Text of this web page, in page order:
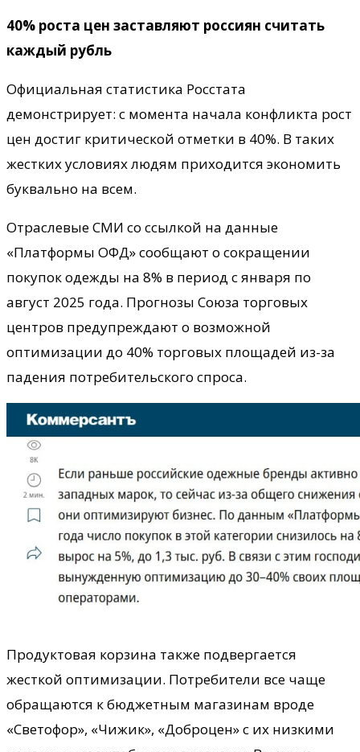
40% роста цен заставляют россиян считать
каждый рубль
Официальная статистика Росстата
демонстрирует: с момента начала конфликта рост
цен достиг критической отметки в 40%. В таких
жестких условиях людям приходится экономить
буквально на всем.
Отраслевые СМИ со ссылкой на данные
«Платформы ОФД» сообщают о сокращении
покупок одежды на 8% в период с января по
август 2025 года. Прогнозы Союза торговых
центров предупреждают о возможной
оптимизации до 40% торговых площадей из-за
падения потребительского спроса.
Продуктовая корзина также подвергается
жесткой оптимизации. Потребители все чаще
обращаются к бюджетным магазинам вроде
«Светофор», «Чижик», «Доброцен» с их низкими